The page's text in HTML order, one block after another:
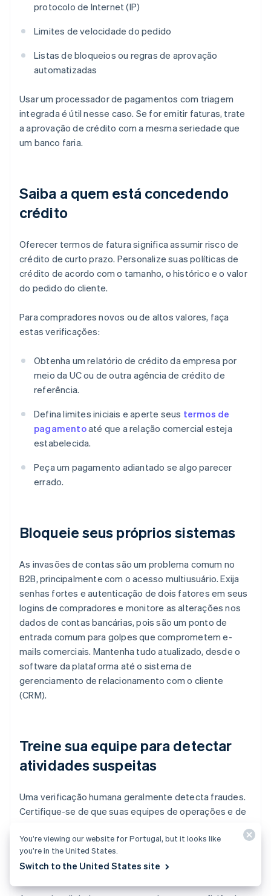
protocolo de Internet (IP)
Limites de velocidade do pedido
Listas de bloqueios ou regras de aprovação
automatizadas
Usar um processador de pagamentos com triagem
integrada é útil nesse caso. Se for emitir faturas, trate
a aprovação de crédito com a mesma seriedade que
um banco faria.
Saiba a quem está concedendo
crédito
Oferecer termos de fatura significa assumir risco de
crédito de curto prazo. Personalize suas políticas de
crédito de acordo com o tamanho, o histórico e o valor
do pedido do cliente.
Para compradores novos ou de altos valores, faça
estas verificações:
Obtenha um relatório de crédito da empresa por
meio da UC ou de outra agência de crédito de
referência.
Defina limites iniciais e aperte seus termos de
pagamentoaté que a relação comercial esteja
estabelecida.
Peça um pagamento adiantado se algo parecer
errado.
Bloqueie seus próprios sistemas
As invasões de contas são um problema comum no
B2B, principalmente com o acesso multiusuário. Exija
senhas fortes e autenticação de dois fatores em seus
logins de compradores e monitore as alterações nos
dados de contas bancárias, pois são um ponto de
entrada comum para golpes que comprometem e-
mails comerciais. Mantenha tudo atualizado, desde o
software da plataforma até o sistema de
gerenciamento de relacionamento com o cliente
(CRM).
Treine sua equipe para detectar
atividades suspeitas
Uma verificação humana geralmente detecta fraudes.
Certifique-se de que suas equipes de operações e de
vendas saibam como é um comportamento suspeito e
quando escalar. Eles devem sempre se sentir à
vontade para atrasar um pedido para verificar um
comprador.
You’re viewing our website for Portugal, but it looks like
you’re in the United States.
Switch to the United States site